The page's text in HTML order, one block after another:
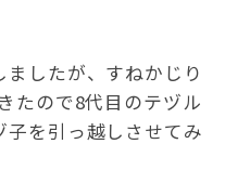
したが、すねかじり
たので8代目のテヅル
子を引っ越しさせてみ